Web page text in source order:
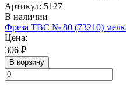
Артикул: 5127
В наличии
Фреза ТВС № 80 (73210)
Цена:
306 ₽
В корзину